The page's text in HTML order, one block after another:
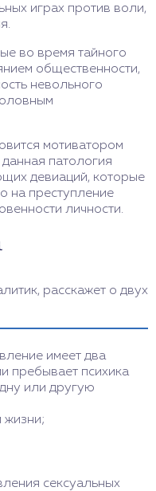
играх против воли,
во время тайного
общественности,
невольного
мотиватором
патология
девиаций, которые
на преступление
личности.
расскажет о двух
имеет два
пребывает психика
или другую
жизни;
сексуальных